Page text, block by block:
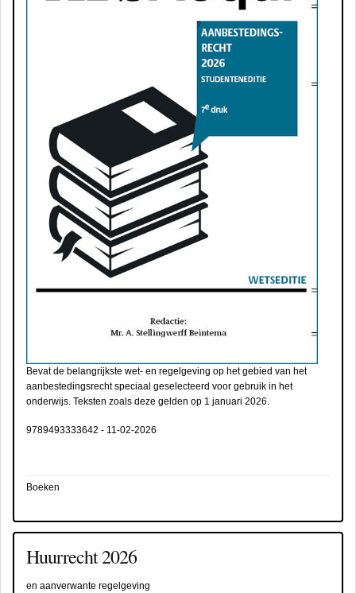
Bevat de belangrijkste wet- en regelgeving op het gebied van het
aanbestedingsrecht speciaal geselecteerd voor gebruik in het
onderwijs. Teksten zoals deze gelden op 1 januari 2026.
9789493333642 - 11-02-2026
Boeken
Huurrecht 2026
en aanverwante regelgeving